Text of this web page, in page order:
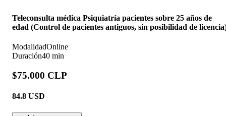
Teleconsulta médica Psiquiatría pacientes sobre 25 años de
edad (Control de pacientes antiguos, sin posibilidad de
ModalidadOnline
Duración40 min
$75.000 CLP
84.8 USD